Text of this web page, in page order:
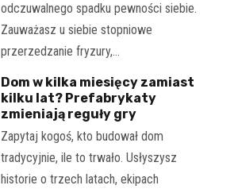
odczuwalnego spadku pewności siebie.
Zauważasz u siebie stopniowe
przerzedzanie fryzury,…
Dom w kilka miesięcy zamiast
kilku lat? Prefabrykaty
zmieniają reguły gry
Zapytaj kogoś, kto budował dom
tradycyjnie, ile to trwało. Usłyszysz
historie o trzech latach, ekipach